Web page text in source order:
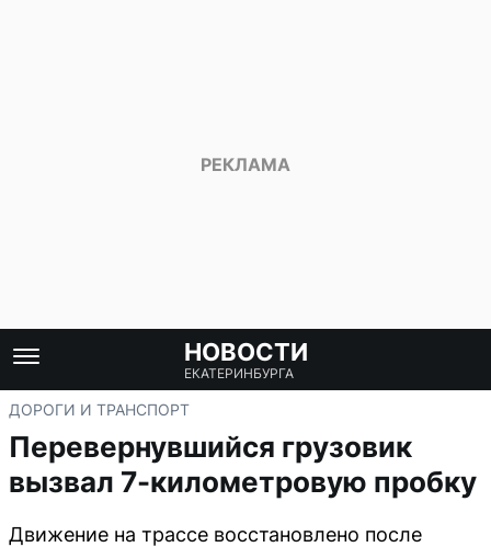
НОВОСТИ
ЕКАТЕРИНБУРГА
ДОРОГИ И ТРАНСПОРТ
Перевернувшийся грузовик
вызвал 7-километровую пробку
Движение на трассе восстановлено после